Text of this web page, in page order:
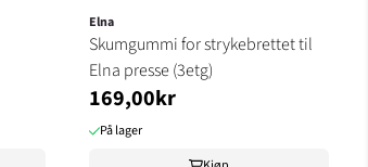
Elna
Skumgummi for strykebrettet til
Elna presse (3etg)
169,00kr
På lager